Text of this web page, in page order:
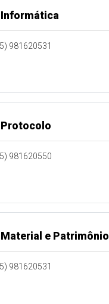
981620531
981620550
e Patrimônio
981620531